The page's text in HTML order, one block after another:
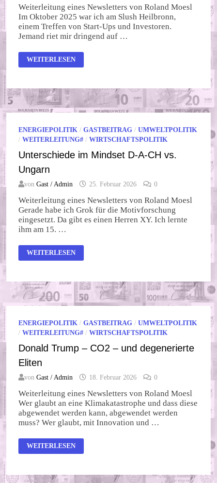
Weiterleitung eines Newsletters von Roland Moesl
Im Oktober 2025 war ich am Slush Heilbronn,
einem Treffen von Start-Ups und Investoren.
Jemand riet mir dringend auf …
LINKEDIN
–
UNTERGANGSKULTUR
WEITERLESEN
ENERGIEPOLITIK /GASTBEITRAG /UMWELTPOLITIK
/WEITERLEITUNG# /WIRTSCHAFTSPOLITIK
Unterschiede im Mindset D-A-CH vs.
Ungarn
vonGast / Admin 25. Februar 2026 0
Weiterleitung eines Newsletters von Roland Moesl
Gerade habe ich Grok für die Motivforschung
eingesetzt. Da gibt es einen Herren XY. Ich lernte
ihm am 15. …
UNTERSCHIEDE
IM
CH
VS.
UNGARN
WEITERLESEN
ENERGIEPOLITIK /GASTBEITRAG /UMWELTPOLITIK
/WEITERLEITUNG# /WIRTSCHAFTSPOLITIK
Donald Trump – CO2 – und degenerierte
Eliten
vonGast / Admin 18. Februar 2026 0
Weiterleitung eines Newsletters von Roland Moesl
Wer glaubt an eine Klimakatastrophe und dass diese
abgewendet werden kann, abgewendet werden
muss? Wer glaubt, mit Innovation und …
DONALD
TRUMP
UND
WEITERLESEN